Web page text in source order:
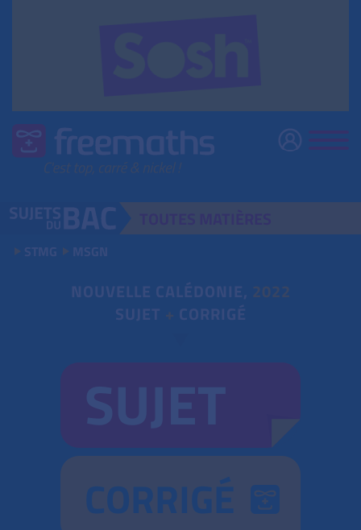
STMG MSGN
NOUVELLE CALÉDONIE, 2022
SUJET + CORRIGÉ
CORRIGÉ